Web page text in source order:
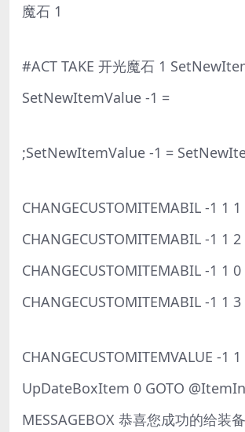
魔石 1
#ACT TAKE 开光魔石 1
SetNewItemValue -1 =
;SetNewItemValue -1 =
CHANGECUSTOMITEMABIL -1 1 1
CHANGECUSTOMITEMABIL -1 1 2
CHANGECUSTOMITEMABIL -1 1
CHANGECUSTOMITEMABIL -1 1 3
CHANGECUSTOMITEMVALUE -1 1
UpDateBoxItem 0 GOTO
MESSAGEBOX 恭喜您成功的给装